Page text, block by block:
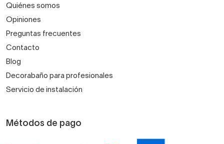
Quiénes somos
Opiniones
Preguntas frecuentes
Contacto
Blog
Decorabaño para profesionales
Servicio de instalación
Métodos de pago